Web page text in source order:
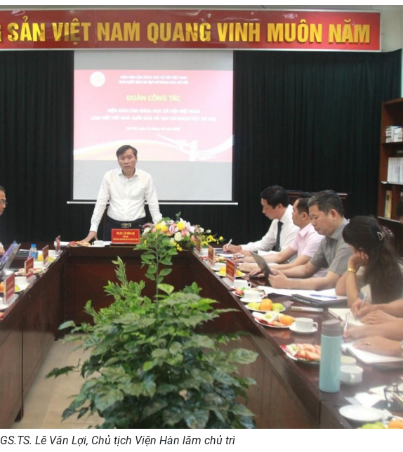
GS.TS. Lê Văn Lợi, Chủ tịch Viện Hàn lâm chủ trì